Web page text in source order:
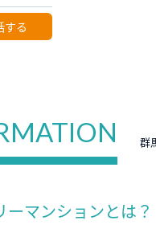
する
群
ーマンションとは？